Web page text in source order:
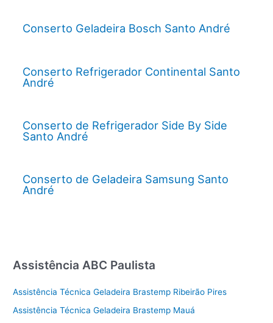
Conserto Geladeira Bosch Santo André
Conserto Refrigerador Continental Santo
André
Conserto de Refrigerador Side By Side
Santo André
Conserto de Geladeira Samsung Santo
André
Assistência ABC Paulista
Assistência Técnica Geladeira Brastemp Ribeirão Pires
Assistência Técnica Geladeira Brastemp Mauá